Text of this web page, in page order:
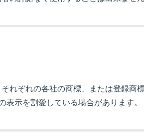
ぞれの各社の商標、または登録商標
表示を割愛している場合があります。